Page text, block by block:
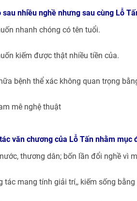
sau nhiều nghề nhưng sau cùng Lỗ
nhanh chóng có tên tuổi.
kiếm được thật nhiều tiền của.
bệnh thể xác không quan trọng
mê nghệ thuật
văn chương của Lỗ Tấn nhằm mục
thương dân; bốn lần đổi nghề vì
tác mang tính giải trí,, kiếm sống